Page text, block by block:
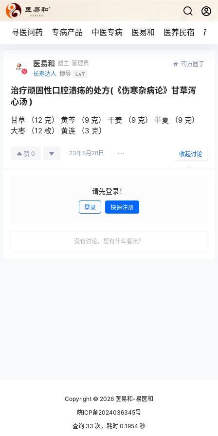
寻医问药 专病产品 中医专病 医易和 医养民宿 产
医易和 圈主 管理员
长寿达人 博导 Lv7
药方圈子
治疗顽固性口腔溃疡的处方(《伤寒杂病论》甘草泻
心汤 )
甘草 （12 克） 黄芩 （9 克） 干姜 （9 克） 半夏 （9 克）
大枣 （12 枚） 黄连 （3 克）
赞 0 23年5月28日 收起讨论
请先登录！
登录 快速注册
没有讨论，您有什么看法？
Copyright © 2026 医易和-易医和
皖ICP备2024036345号
查询 33 次，耗时 0.1954 秒